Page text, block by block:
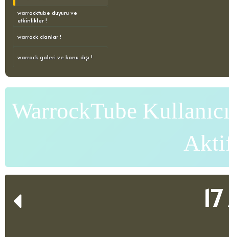
warrocktube duyuru ve
etkinlikler !
warrock clanlar !
warrock galeri ve konu dışı !
WarrockTube